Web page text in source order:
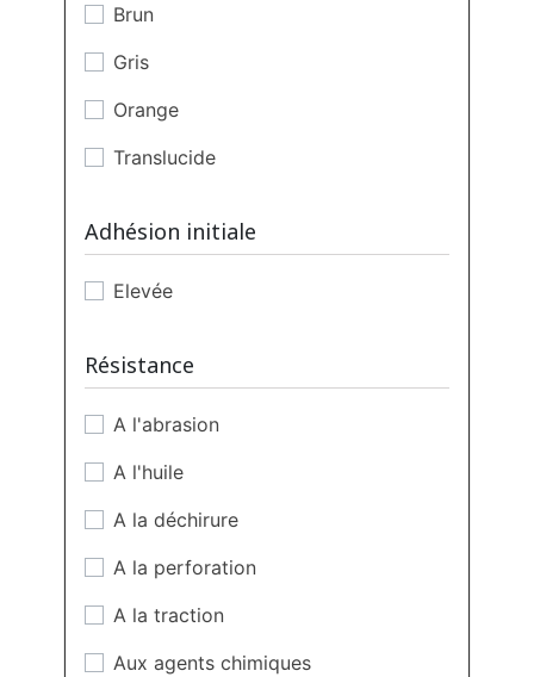
Brun
Gris
Orange
Translucide
Adhésion initiale
Elevée
Résistance
A l'abrasion
A l'huile
A la déchirure
A la perforation
A la traction
Aux agents chimiques